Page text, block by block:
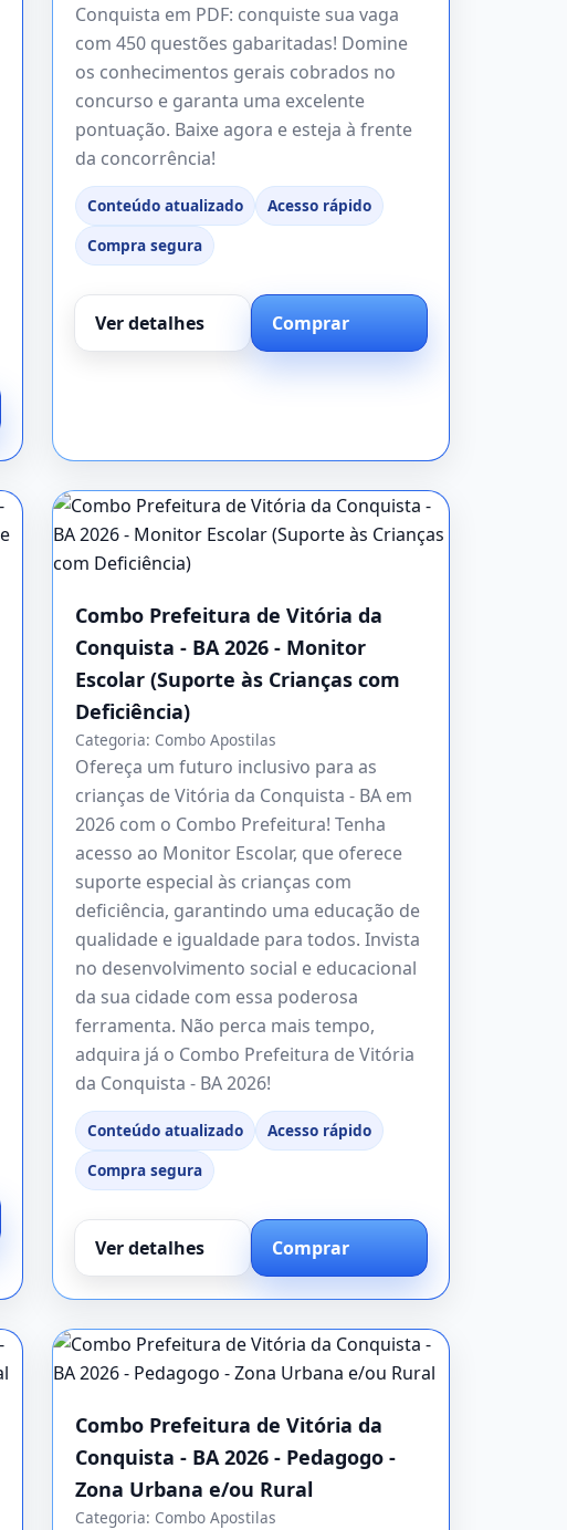
Conquista em PDF: conquiste sua vaga
com 450 questões gabaritadas! Domine
os conhecimentos gerais cobrados no
concurso e garanta uma excelente
pontuação. Baixe agora e esteja à frente
da concorrência!
Conteúdo atualizado
Acesso rápido
Compra segura
Ver detalhes Comprar
Combo Prefeitura de Vitória da
Conquista - BA 2026 - Monitor
Escolar (Suporte às Crianças com
Deficiência)
Categoria: Combo Apostilas
Ofereça um futuro inclusivo para as
crianças de Vitória da Conquista - BA em
2026 com o Combo Prefeitura! Tenha
acesso ao Monitor Escolar, que oferece
suporte especial às crianças com
deficiência, garantindo uma educação de
qualidade e igualdade para todos. Invista
no desenvolvimento social e educacional
da sua cidade com essa poderosa
ferramenta. Não perca mais tempo,
adquira já o Combo Prefeitura de Vitória
da Conquista - BA 2026!
Conteúdo atualizado
Acesso rápido
Compra segura
Ver detalhes Comprar
Combo Prefeitura de Vitória da
Conquista - BA 2026 - Pedagogo -
Zona Urbana e/ou Rural
Categoria: Combo Apostilas